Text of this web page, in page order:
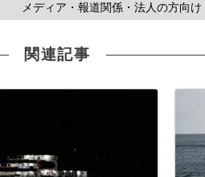
メディア・報道関係・法人の方向
関連記事